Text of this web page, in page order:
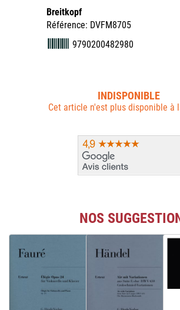
Breitkopf
Référence: DVFM8705
9790200482980
INDISPONIBLE
Cet article n'est plus disponible à
NOS